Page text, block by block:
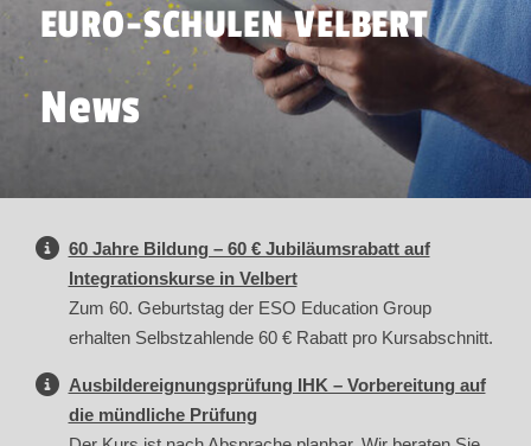
EURO-SCHULEN VELBERT
News
60 Jahre Bildung – 60 € Jubiläumsrabatt auf
Integrationskurse in Velbert
Zum 60. Geburtstag der ESO Education Group
erhalten Selbstzahlende 60 € Rabatt pro Kursabschnitt.
Ausbildereignungsprüfung IHK – Vorbereitung auf
die mündliche Prüfung